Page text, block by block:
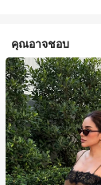
คุณอาจชอบ